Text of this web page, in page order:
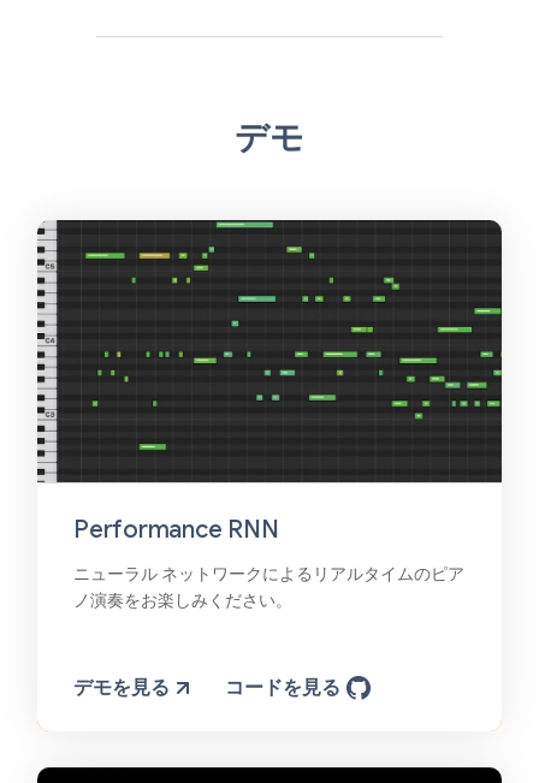
デモ
Performance RNN
ニューラル ネットワークによるリアルタイムのピア
ノ演奏をお楽しみください。
デモを見る コードを見る